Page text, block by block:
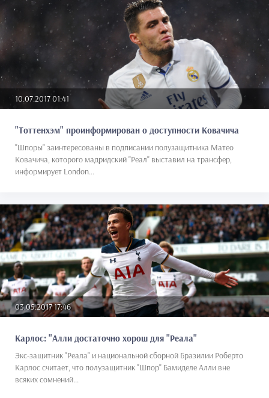
10.07.2017 01:41
"Тоттенхэм" проинформирован о доступности Ковачича
"Шпоры" заинтересованы в подписании полузащитника Матео
Ковачича, которого мадридский "Реал" выставил на трансфер,
информирует London...
03.05.2017 17:46
Карлос: "Алли достаточно хорош для "Реала"
Экс-защитник "Реала" и национальной сборной Бразилии Роберто
Карлос считает, что полузащитник "Шпор" Бамиделе Алли вне
всяких сомнений...